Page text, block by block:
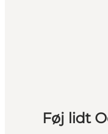
Føj lidt